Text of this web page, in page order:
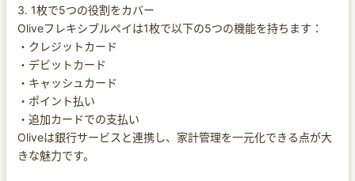
3. 1枚で5つの役割をカバー
Oliveフレキシブルペイは1枚で以下の5つの機能を持ちます：
・クレジットカード
・デビットカード
・キャッシュカード
・ポイント払い
・追加カードでの支払い
Oliveは銀行サービスと連携し、家計管理を一元化できる点が大
きな魅力です。